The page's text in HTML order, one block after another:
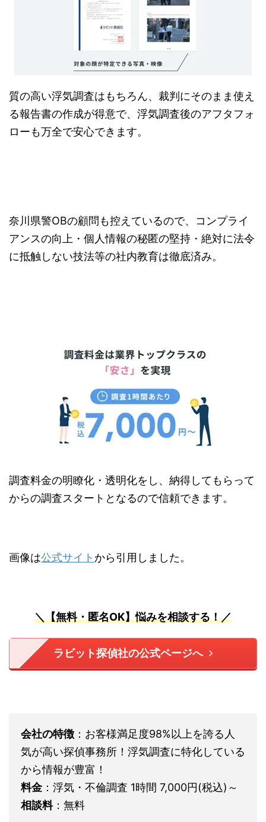
質の高い浮気調査はもちろん、裁判にそのまま使え
る報告書の作成が得意で、浮気調査後のアフタフォ
ローも万全で安心できます。
奈川県警OBの顧問も控えているので、コンプライ
アンスの向上・個人情報の秘匿の堅持・絶対に法令
に抵触しない技法等の社内教育は徹底済み。
調査料金の明瞭化・透明化をし、納得してもらって
からの調査スタートとなるので信頼できます。
画像は公式サイトから引用しました。
＼【無料・匿名OK】悩みを相談する！／
ラビット探偵社の公式ページへ
会社の特徴 ：お客様満足度98%以上を誇る人
気が高い探偵事務所！浮気調査に特化している
から情報が豊富！
料金：浮気・不倫調査 1時間 7,000円(税込)～
相談料：無料